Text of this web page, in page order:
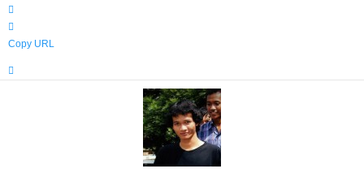
Copy URL